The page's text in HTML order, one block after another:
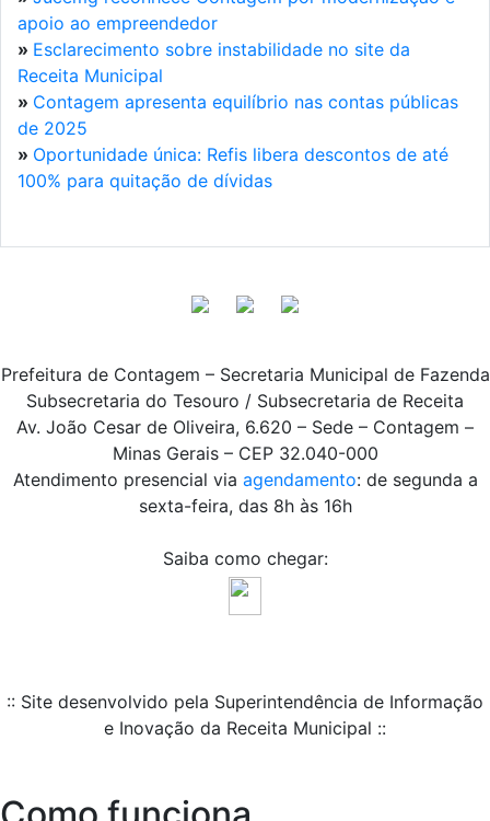
apoio ao empreendedor
» Esclarecimento sobre instabilidade no site da
Receita Municipal
» Contagem apresenta equilíbrio nas contas públicas
de 2025
» Oportunidade única: Refis libera descontos de até
100% para quitação de dívidas
Prefeitura de Contagem – Secretaria Municipal de Fazenda
Subsecretaria do Tesouro / Subsecretaria de Receita
Av. João Cesar de Oliveira, 6.620 – Sede – Contagem –
Minas Gerais – CEP 32.040-000
Atendimento presencial via agendamento: de segunda a
sexta-feira, das 8h às 16h
Saiba como chegar:
:: Site desenvolvido pela Superintendência de Informação
e Inovação da Receita Municipal ::